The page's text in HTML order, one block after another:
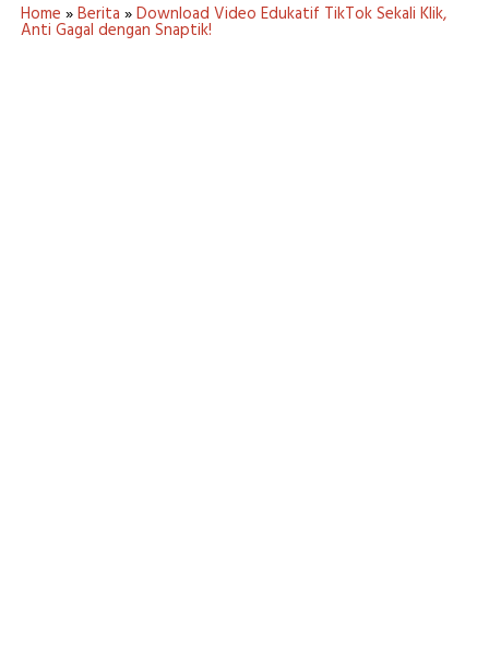
Home »Berita »Download Video Edukatif TikTok Sekali Klik,
Anti Gagal dengan Snaptik!